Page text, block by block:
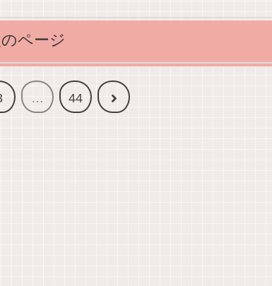
ページ
… 44 次